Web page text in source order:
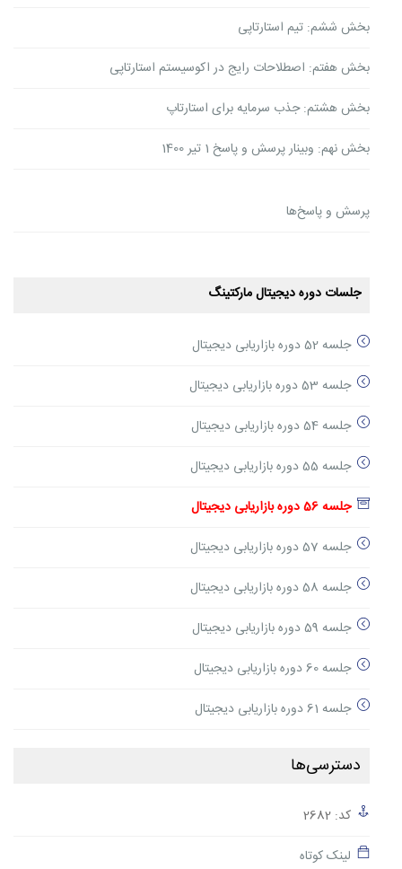
بخش ششم: تیم استارتاپی
بخش هفتم: اصطلاحات رایج در اکوسیستم استارتاپی
بخش هشتم: جذب سرمایه برای استارتاپ
بخش نهم: وبینار پرسش و پاسخ 1 تیر 1400
پرسش و پاسخ‌ها
جلسات دوره دیجیتال مارکتینگ
جلسه 52 دوره بازاریابی دیجیتال
جلسه 53 دوره بازاریابی دیجیتال
جلسه 54 دوره بازاریابی دیجیتال
جلسه 55 دوره بازاریابی دیجیتال
جلسه 56 دوره بازاریابی دیجیتال
جلسه 57 دوره بازاریابی دیجیتال
جلسه 58 دوره بازاریابی دیجیتال
جلسه 59 دوره بازاریابی دیجیتال
جلسه 60 دوره بازاریابی دیجیتال
جلسه 61 دوره بازاریابی دیجیتال
دسترسی‌ها
کد: 2682
لینک کوتاه